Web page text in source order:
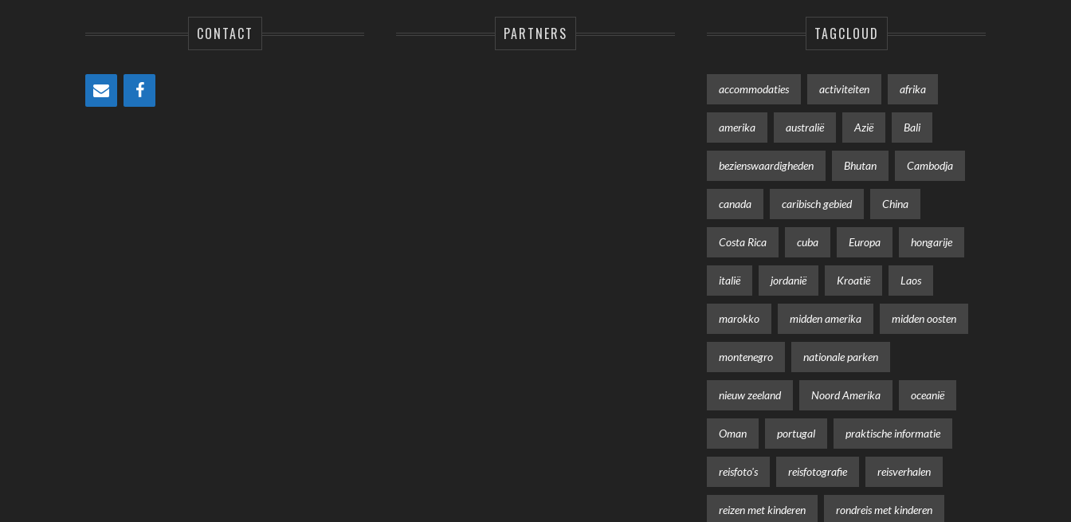
CONTACT PARTNERS TAGCLOUD
accommodaties activiteiten afrika
amerika australië Azië Bali
bezienswaardigheden Bhutan Cambodja
canada caribisch gebied China
Costa Rica cuba Europa hongarije
italië jordanië Kroatië Laos
marokko midden amerika midden oosten
montenegro nationale parken
nieuw zeeland Noord Amerika oceanië
Oman portugal praktische informatie
reisfoto's reisfotografie reisverhalen
reizen met kinderen rondreis met kinderen